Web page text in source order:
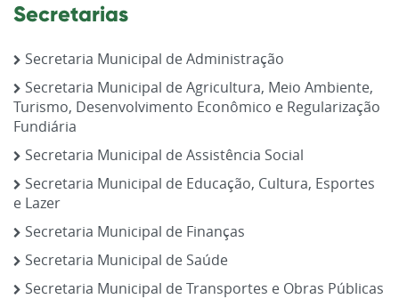
Secretarias
Secretaria Municipal de Administração
Secretaria Municipal de Agricultura, Meio Ambiente,
Turismo, Desenvolvimento Econômico e Regularização
Fundiária
Secretaria Municipal de Assistência Social
Secretaria Municipal de Educação, Cultura, Esportes
e Lazer
Secretaria Municipal de Finanças
Secretaria Municipal de Saúde
Secretaria Municipal de Transportes e Obras Públicas